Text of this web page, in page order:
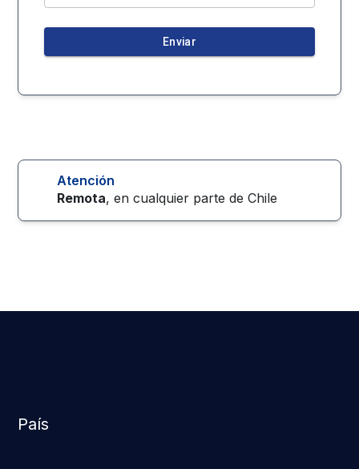
Enviar
Atención
Remota, en cualquier parte deChile
País